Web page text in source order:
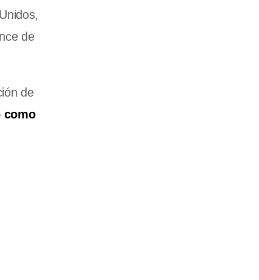
de
de
como